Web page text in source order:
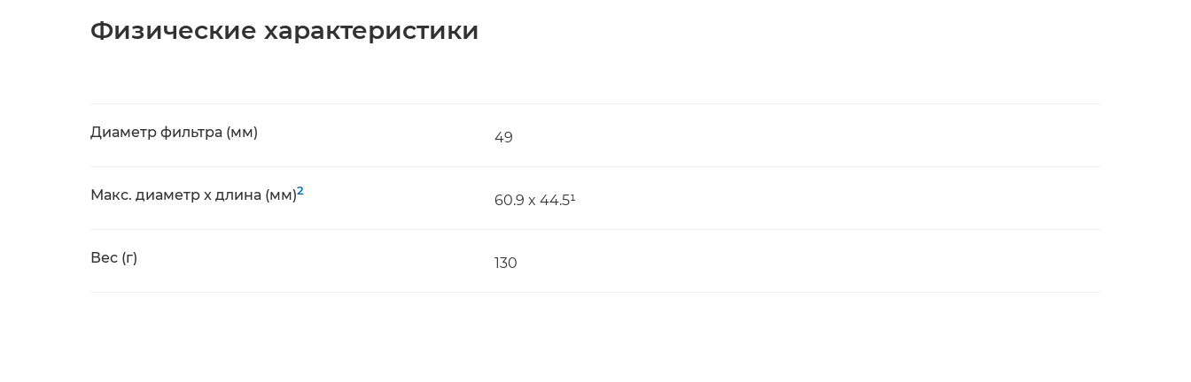
Физические характеристики
Диаметр фильтра (мм) 49
Макс. диаметр x длина (мм)2
60.9 x 44.5¹
Вес (г) 130